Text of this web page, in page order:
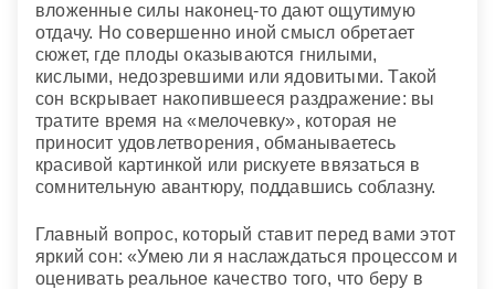
вложенные силы наконец-то дают ощутимую
отдачу. Но совершенно иной смысл обретает
сюжет, где плоды оказываются гнилыми,
кислыми, недозревшими или ядовитыми. Такой
сон вскрывает накопившееся раздражение: вы
тратите время на «мелочевку», которая не
приносит удовлетворения, обманываетесь
красивой картинкой или рискуете ввязаться в
сомнительную авантюру, поддавшись соблазну.
Главный вопрос, который ставит перед вами этот
яркий сон: «Умею ли я наслаждаться процессом и
оценивать реальное качество того, что беру в